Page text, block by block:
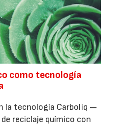
como tecnología
la tecnología Carboliq —
reciclaje químico con